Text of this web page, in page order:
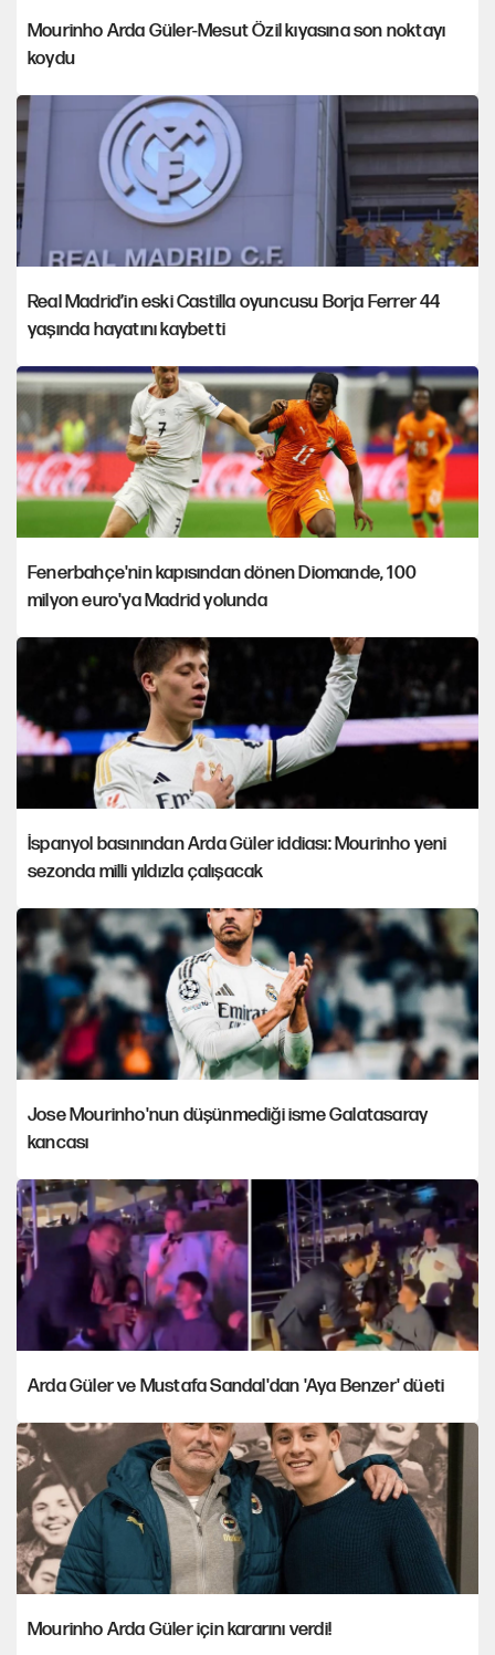
Mourinho Arda Güler-Mesut Özil kıyasına son noktayı
koydu
Real Madrid’in eski Castilla oyuncusu Borja Ferrer 44
yaşında hayatını kaybetti
Fenerbahçe'nin kapısından dönen Diomande, 100
milyon euro'ya Madrid yolunda
İspanyol basınından Arda Güler iddiası: Mourinho yeni
sezonda milli yıldızla çalışacak
Jose Mourinho'nun düşünmediği isme Galatasaray
kancası
Arda Güler ve Mustafa Sandal'dan 'Aya Benzer' düeti
Mourinho Arda Güler için kararını verdi!